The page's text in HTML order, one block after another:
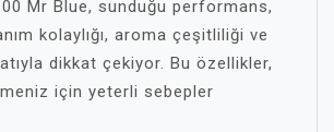
Mr Blue, sunduğu performans,
kolaylığı, aroma çeşitliliği ve
dikkat çekiyor. Bu özellikler,
için yeterli sebepler